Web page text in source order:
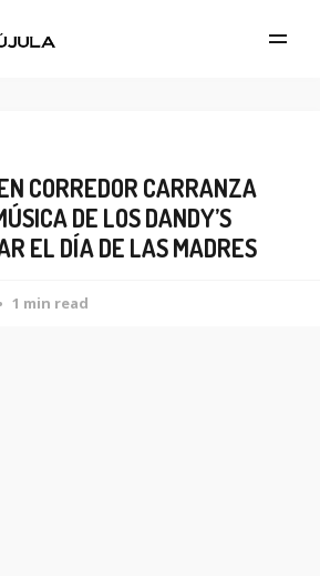
CORREDOR CARRANZA
DE LOS DANDY’S
EL DÍA DE LAS MADRES
1 min read